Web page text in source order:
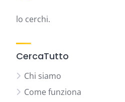
lo cerchi.
CercaTutto
Chi siamo
Come funziona